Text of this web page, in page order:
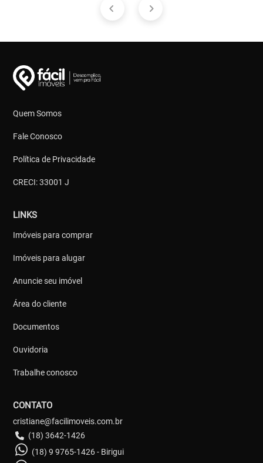
Quem Somos
Fale Conosco
Política de Privacidade
CRECI: 33001 J
LINKS
Imóveis para comprar
Imóveis para alugar
Anuncie seu imóvel
Área do cliente
Documentos
Ouvidoria
Trabalhe conosco
CONTATO
cristiane@facilimoveis.com.br
(18) 3642-1426
(18) 9 9765-1426 - Birigui